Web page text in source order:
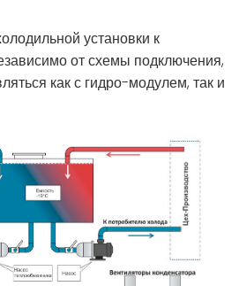
установки к
от схемы подключения,
как с гидро-модулем, так и